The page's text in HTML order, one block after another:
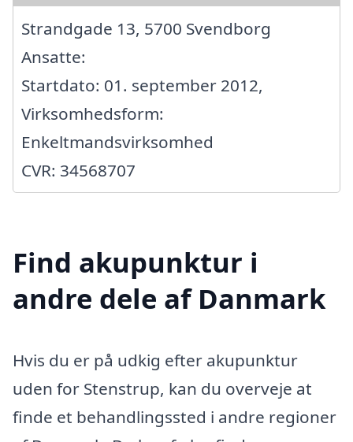
Strandgade 13, 5700 Svendborg
Ansatte:
Startdato: 01. september 2012,
Virksomhedsform:
Enkeltmandsvirksomhed
CVR: 34568707
Find akupunktur i
andre dele af Danmark
Hvis du er på udkig efter akupunktur
uden for Stenstrup, kan du overveje at
finde et behandlingssted i andre regioner